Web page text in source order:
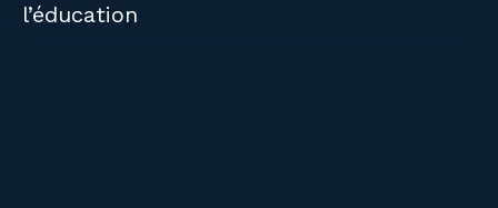
l’éducation